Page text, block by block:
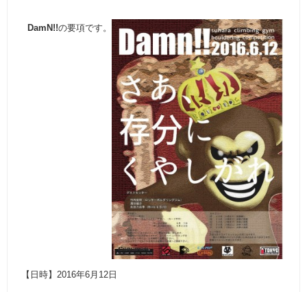
DamN!!の要項です。
【日時】2016年6月12日